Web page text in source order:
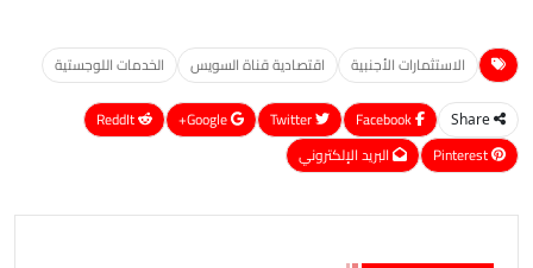
الاستثمارات الأجنبية اقتصادية قناة السويس الخدمات اللوجستية
Share
Google+
ReddIt
Pinterest
البريد الإلكتروني